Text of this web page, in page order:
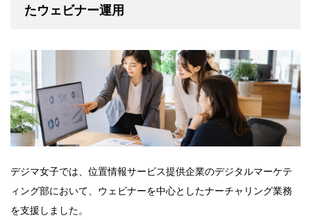
たウェビナー運用
デジマ女子では、位置情報サービス提供企業のデジタルマーケテ
ィング部において、ウェビナーを中心としたナーチャリング業務
を支援しました。